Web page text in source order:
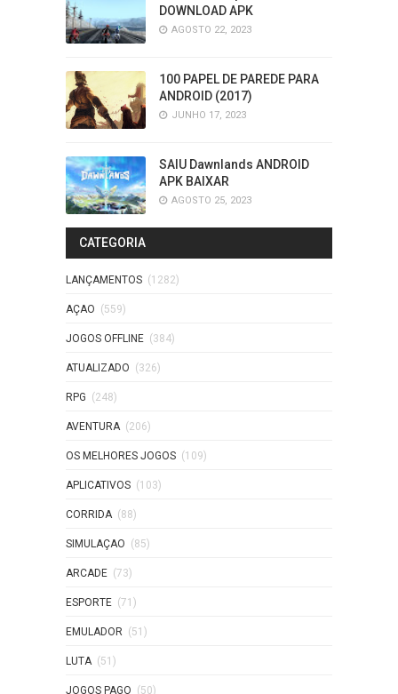
DOWNLOAD APK
AGOSTO 22, 2023
100 PAPEL DE PAREDE PARA
ANDROID (2017)
JUNHO 17, 2023
SAIU Dawnlands ANDROID
APK BAIXAR
AGOSTO 25, 2023
CATEGORIA
LANÇAMENTOS (1282)
AÇAO (559)
JOGOS OFFLINE (384)
ATUALIZADO (326)
RPG (248)
AVENTURA (206)
OS MELHORES JOGOS (109)
APLICATIVOS (103)
CORRIDA (88)
SIMULAÇAO (85)
ARCADE (73)
ESPORTE (71)
EMULADOR (51)
LUTA (51)
JOGOS PAGO (50)